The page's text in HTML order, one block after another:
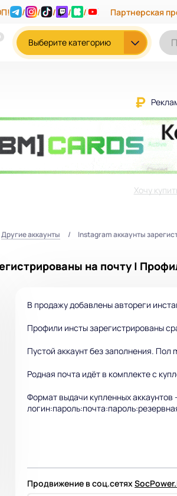
/ / / / / Партнерская
Выберите категорию
Хочу
Другие аккаунты Instagram аккаунты
на почту |
В продажу добавлены автореги
Профили инсты зарегистрированы
Пустой аккаунт без заполнения. Пол
Родная почта идёт в комплекте с
Формат выдачи купленных аккаунтов
Продвижение в соц.сетях